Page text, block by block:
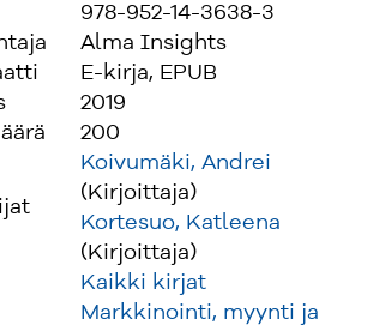
978-952-14-3638-3
Alma Insights
E-kirja, EPUB
2019
200
Koivumäki, Andrei
(Kirjoittaja)
Kortesuo, Katleena
(Kirjoittaja)
Kaikki kirjat
Markkinointi, myynti ja